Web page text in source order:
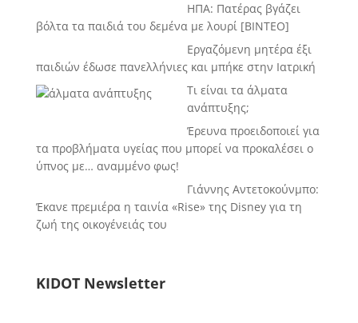
ΗΠΑ: Πατέρας βγάζει
βόλτα τα παιδιά του δεμένα με λουρί [BINTEO]
Εργαζόμενη μητέρα έξι
παιδιών έδωσε πανελλήνιες και μπήκε στην Ιατρική
Τι είναι τα άλματα
ανάπτυξης;
Έρευνα προειδοποιεί για
τα προβλήματα υγείας που μπορεί να προκαλέσει ο
ύπνος με… αναμμένο φως!
Γιάννης Αντετοκούνμπο:
Έκανε πρεμιέρα η ταινία «Rise» της Disney για τη
ζωή της οικογένειάς του
KIDOT Newsletter